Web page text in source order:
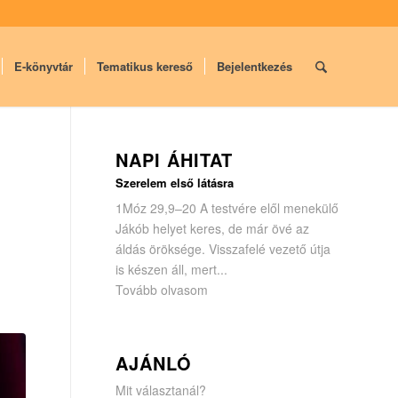
E-könyvtár Tematikus kereső Bejelentkezés
NAPI ÁHITAT
Szerelem első látásra
1Móz 29,9–20 A testvére elől menekülő
Jákób helyet keres, de már övé az
áldás öröksége. Visszafelé vezető útja
is készen áll, mert...
Tovább olvasom
AJÁNLÓ
Mit választanál?